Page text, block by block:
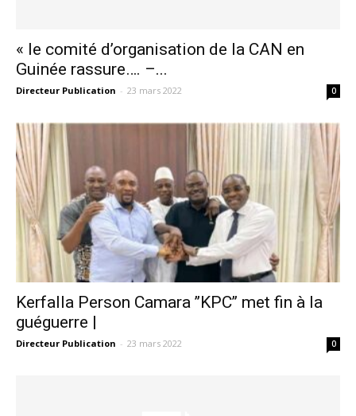
« le comité d’organisation de la CAN en
Guinée rassure…. –...
Directeur Publication - 23 mars 2022 0
Kerfalla Person Camara ’’KPC’’ met fin à la
guéguerre |
Directeur Publication - 23 mars 2022 0